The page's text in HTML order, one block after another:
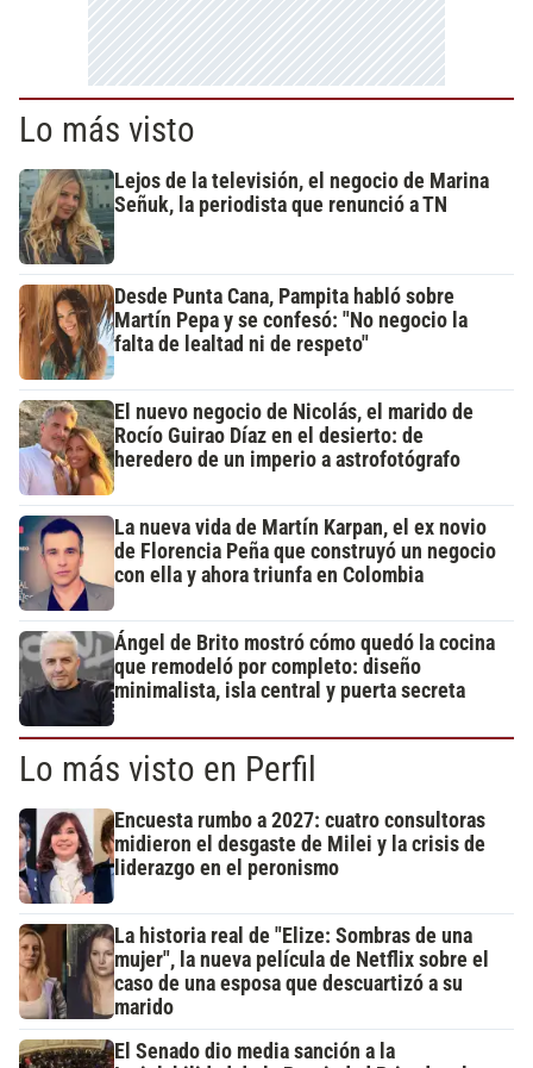
Lo más visto
Lejos de la televisión, el negocio de Marina
Señuk, la periodista que renunció a TN
Desde Punta Cana, Pampita habló sobre
Martín Pepa y se confesó: "No negocio la
falta de lealtad ni de respeto"
El nuevo negocio de Nicolás, el marido de
Rocío Guirao Díaz en el desierto: de
heredero de un imperio a astrofotógrafo
La nueva vida de Martín Karpan, el ex novio
de Florencia Peña que construyó un negocio
con ella y ahora triunfa en Colombia
Ángel de Brito mostró cómo quedó la cocina
que remodeló por completo: diseño
minimalista, isla central y puerta secreta
Lo más visto en Perfil
Encuesta rumbo a 2027: cuatro consultoras
midieron el desgaste de Milei y la crisis de
liderazgo en el peronismo
La historia real de "Elize: Sombras de una
mujer", la nueva película de Netflix sobre el
caso de una esposa que descuartizó a su
marido
El Senado dio media sanción a la